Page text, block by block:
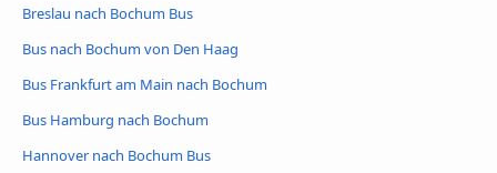
Breslau nach Bochum Bus
Bus nach Bochum von Den Haag
Bus Frankfurt am Main nach Bochum
Bus Hamburg nach Bochum
Hannover nach Bochum Bus